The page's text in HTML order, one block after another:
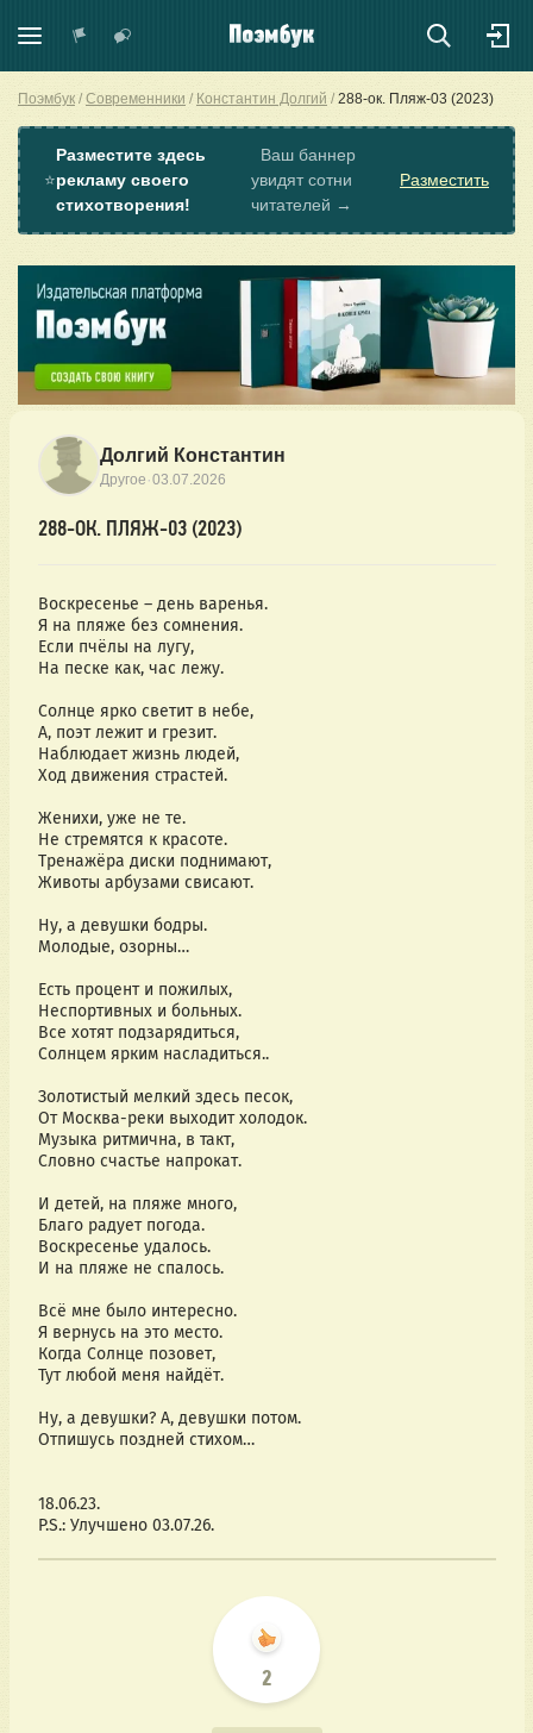
Поэмбук Современники Константин Долгий 288-ок. Пляж-03 (2023)
⭐
Разместите здесь
рекламу своего
стихотворения!
Ваш баннер
увидят сотни
читателей →
Разместить
Долгий Константин
Другое ·03.07.2026
288-ОК. ПЛЯЖ-03 (2023)
Воскресенье – день варенья.
Я на пляже без сомнения.
Если пчёлы на лугу,
На песке как, час лежу.
Солнце ярко светит в небе,
А, поэт лежит и грезит.
Наблюдает жизнь людей,
Ход движения страстей.
Женихи, уже не те.
Не стремятся к красоте.
Тренажёра диски поднимают,
Животы арбузами свисают.
Ну, а девушки бодры.
Молодые, озорны…
Есть процент и пожилых,
Неспортивных и больных.
Все хотят подзарядиться,
Солнцем ярким насладиться..
Золотистый мелкий здесь песок,
От Москва-реки выходит холодок.
Музыка ритмична, в такт,
Словно счастье напрокат.
И детей, на пляже много,
Благо радует погода.
Воскресенье удалось.
И на пляже не спалось.
Всё мне было интересно.
Я вернусь на это место.
Когда Солнце позовет,
Тут любой меня найдёт.
Ну, а девушки? А, девушки потом.
Отпишусь поздней стихом…
18.06.23.
P.S.: Улучшено 03.07.26.
2